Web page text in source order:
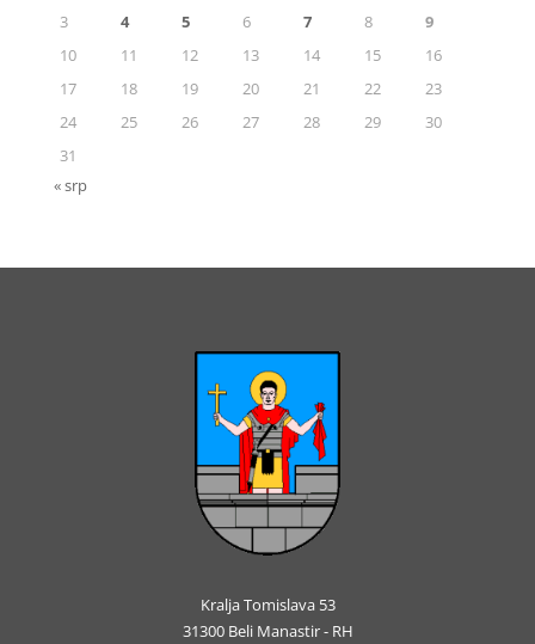
3
4 5 6 7 8
9
10
11 12 13 14 15
16
17
18 19 20 21 22
23
24
25 26 27 28 29
30
31
« srp
Kralja Tomislava 53
31300 Beli Manastir - RH